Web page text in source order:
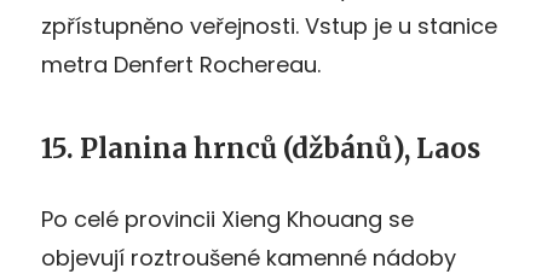
zpřístupněno veřejnosti. Vstup je u stanice
metra Denfert Rochereau.
15. Planina hrnců (džbánů), Laos
Po celé provincii Xieng Khouang se
objevují roztroušené kamenné nádoby